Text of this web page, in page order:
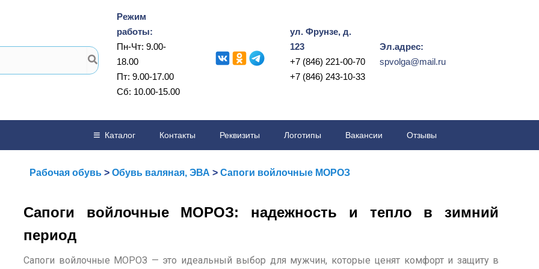
Режим
работы:
Пн-Чт: 9.00-
18.00
Пт: 9.00-17.00
Сб: 10.00-15.00
ул. Фрунзе, д.
123
+7 (846) 221-00-70
+7 (846) 243-10-33
Эл.адрес:
spvolga@mail.ru
Каталог Контакты Реквизиты Логотипы Вакансии Отзывы
Рабочая обувь > Обувь валяная, ЭВА > Сапоги войлочные МОРОЗ
Сапоги войлочные МОРОЗ: надежность и тепло в зимний
период
Сапоги войлочные МОРОЗ — это идеальный выбор для мужчин, которые ценят комфорт и защиту в